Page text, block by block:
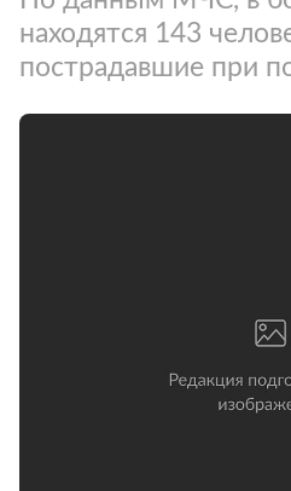
находятся 143
пострадавшие при